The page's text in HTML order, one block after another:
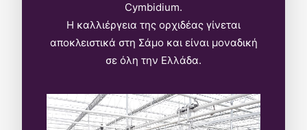
Cymbidium.
Η καλλιέργεια της ορχιδέας γίνεται
αποκλειστικά στη Σάμο και είναι μοναδική
σε όλη την Ελλάδα.